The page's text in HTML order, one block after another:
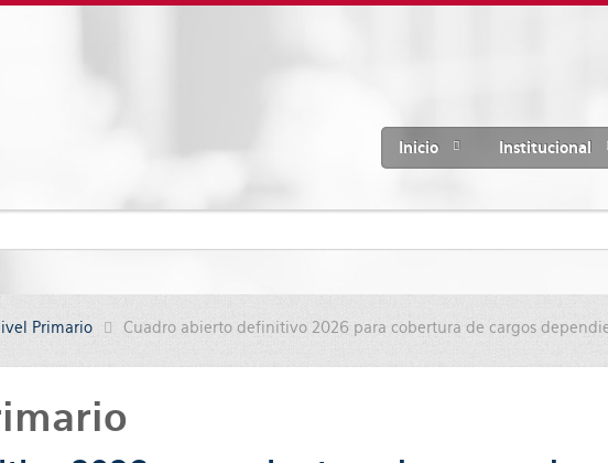
Inicio Institucional
Primario Cuadro abierto definitivo 2026 para cobertura de cargos